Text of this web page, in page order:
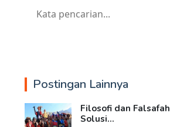
Postingan Lainnya
Filosofi dan
Solusi...